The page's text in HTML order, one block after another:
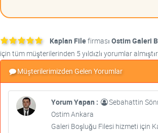
Kaplan Filefirması Ostim Galeri
için tüm müşterilerinden 5 yıldızlı yorumlar almıştır.
Müşterilerimizden Gelen Yorumlar
Yorum Yapan :
Sebahattin
Ostim Ankara
Galeri Boşluğu Filesi hizmeti için